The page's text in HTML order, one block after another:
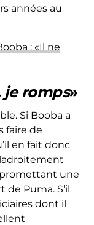
années au
: «Il ne
je romps»
Si Booba a
faire de
en fait donc
promettant une
de Puma. S’il
dont il